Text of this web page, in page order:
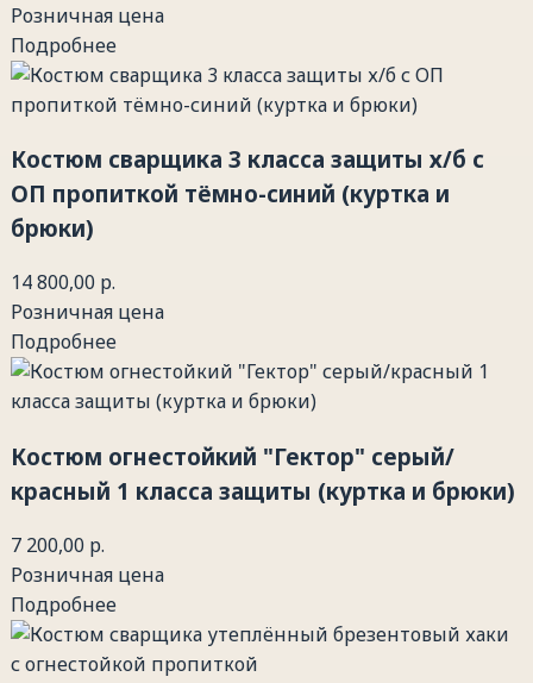
Розничная цена
Подробнее
Костюм сварщика 3 класса защиты х/б с
ОП пропиткой тёмно-синий (куртка и
брюки)
14 800,00 р.
Розничная цена
Подробнее
Костюм огнестойкий "Гектор" серый/
красный 1 класса защиты (куртка и брюки)
7 200,00 р.
Розничная цена
Подробнее